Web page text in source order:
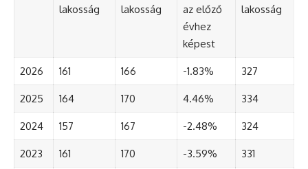
lakosság
lakosság
az előző
évhez
képest
lakosság
2026 161 166 -1.83% 327
2025 164 170 4.46% 334
2024 157 167 -2.48% 324
2023 161 170 -3.59% 331